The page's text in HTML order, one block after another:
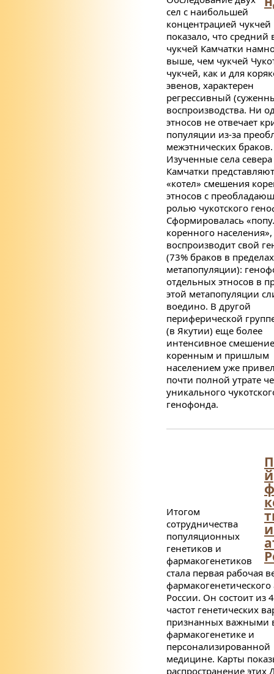
сел с наибольшей
концентрацией чукчей
показало, что средний
чукчей Камчатки
выше, чем чукчей
чукчей, как и для
эвенов, характерен
регрессивный
воспроизводства. Ни
этносов не отвечает
популяции из-за
межэтнических браков.
Изученные села севера
Камчатки
«котел» смешения
этносов с
ролью чукотского
Сформировалась
коренного населения»,
воспроизводит свой
(73% браков в пределах
метапопуляции):
отдельных этносов в
этой метапопуляции
воедино. В другой
периферической
(в Якутии) еще более
интенсивное
коренным и пришлым
населением уже
почти полной утрате
уникального
генофонда.
й
Итогом
сотрудничества
популяционных
генетиков и
фармакогенетиков
стала первая рабочая
фармакогенетического
России. Он состоит из
частот генетических
признанных важными
фармакогенетике и
персонализированной
медицине. Карты
распространение этих